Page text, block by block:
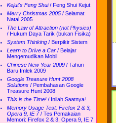
Kejut's Feng Shui/ Feng Shui Kejut
Merry Christmas 2005 / Selamat
Natal 2005
The Law of Attraction (not Physics)
/ Hukum Daya Tarik (bukan Fisika)
System Thinking / Berpikir Sistem
Learn to Drive a Car / Belajar
Mengemudikan Mobil
Chinese New Year 2009 / Tahun
Baru Imlek 2009
Google Treasure Hunt 2008
Solutions / Pembahasan Google
Treasure Hunt 2008
This is the Time! / Inilah Saatnya!
Memory Usage Test: Firefox 2 & 3,
Opera 9, IE 7/ Tes Pemakaian
Memori: Firefox 2 & 3, Opera 9, IE 7